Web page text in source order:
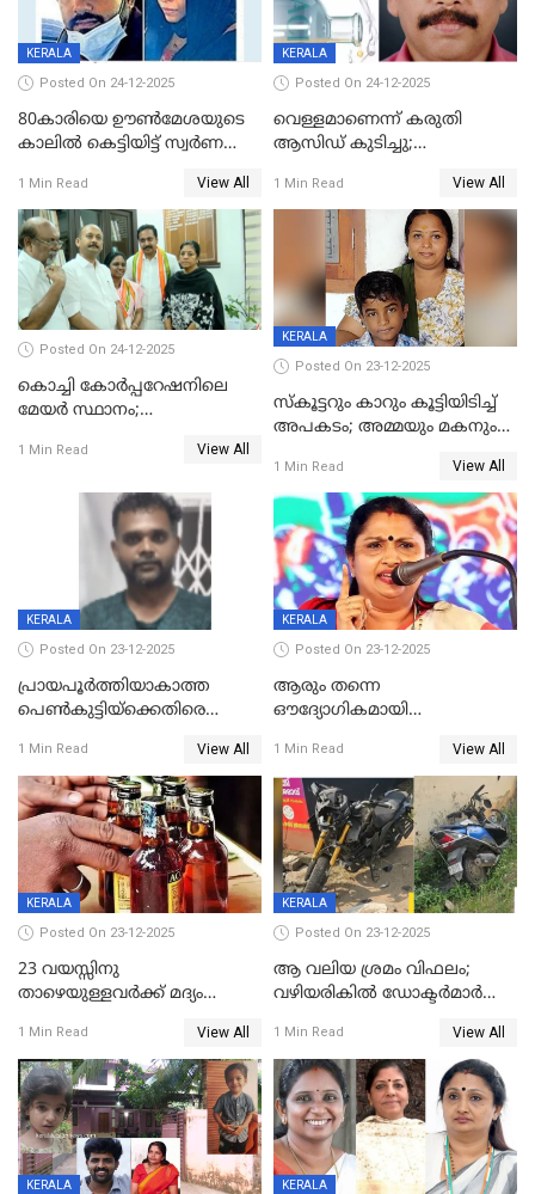
KERALA
Posted On 24-12-2025
80കാരിയെ ഊൺമേശയുടെ
കാലിൽ കെട്ടിയിട്ട് സ്വർണവും
കൊച്ചുമകനും സുഹൃത്തും
അറസ്റ്റിൽ
1 Min Read View All
KERALA
Posted On 24-12-2025
വെള്ളമാണെന്ന് കരുതി
ആസിഡ് കുടിച്ചു;
മരിച്ചു
1 Min Read View All
Posted On 24-12-2025
കൊച്ചി കോര്‍പ്പറേഷനിലെ
മേയര്‍ സ്ഥാനം;
രൂക്ഷം
1 Min Read View All
KERALA
Posted On 23-12-2025
സ്കൂട്ടറും കാറും കൂട്ടിയിടിച്ച്
അപകടം; അമ്മയും മകനും
ഗുരുതരാവസ്ഥയിൽ
1 Min Read View All
KERALA
Posted On 23-12-2025
പ്രായപൂർത്തിയാകാത്ത
പെൺകുട്ടിയ്ക്കെതിരെ
59 വർഷം തടവും 90,൦൦൦ രൂപ
പിഴയും ശിക്ഷ
1 Min Read View All
KERALA
Posted On 23-12-2025
ആരും തന്നെ
ഔദ്യോഗികമായി
കണ്ടെത്താൻ ഇന്ന് കോർ
കമ്മിറ്റി കൂടിയില്ല';
അതൃപ്തിയുമായി ദീപ്തി മേരി
വർഗീസ്
1 Min Read View All
KERALA
Posted On 23-12-2025
23 വയസ്സിനു
താഴെയുള്ളവർക്ക് മദ്യം
നടപടി;സ്ഥാപനങ്ങൾക്കെതിരെ
രണ്ട് കേസുകൾ
1 Min Read View All
KERALA
Posted On 23-12-2025
ആ വലിയ ശ്രമം വിഫലം;
വഴിയരികില്‍ ‌ഡോക്ടര്‍മാര്‍
മരണത്തിന് കീഴടങ്ങി
1 Min Read View All
KERALA KERALA